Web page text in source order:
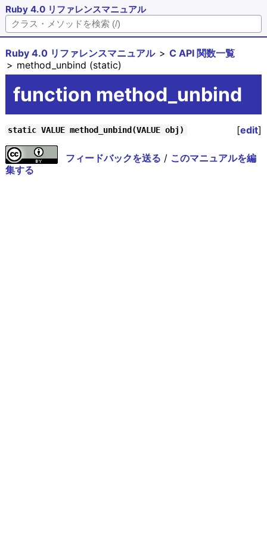
Ruby 4.0 リファレンスマニュアル
Ruby 4.0 リファレンスマニュアル
C API 関数一覧
method_unbind (static)
function method_unbind
[edit]
static VALUE method_unbind(VALUE obj)
フィードバックを送る / このマニュアルを編
集する